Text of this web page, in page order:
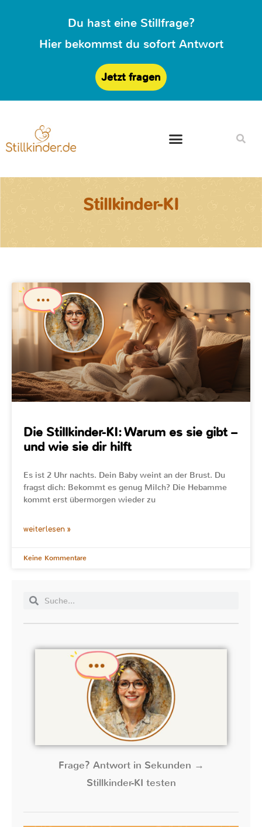
Du hast eine Stillfrage?
Hier bekommst du sofort Antwort
Jetzt fragen
Stillkinder-KI
Die Stillkinder-KI: Warum es sie gibt –
und wie sie dir hilft
Es ist 2 Uhr nachts. Dein Baby weint an der Brust. Du
fragst dich: Bekommt es genug Milch? Die Hebamme
kommt erst übermorgen wieder zu
weiterlesen »
Keine Kommentare
Frage? Antwort in Sekunden →
Stillkinder-KI testen